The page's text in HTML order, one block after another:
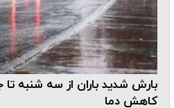
بارش شدید باران از سه شنبه
کاهش دما